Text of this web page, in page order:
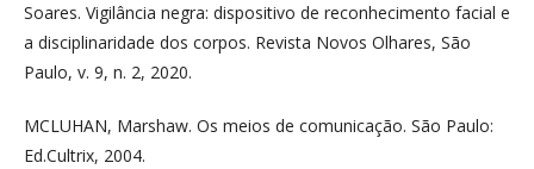
Soares. Vigilância negra: dispositivo de reconhecimento facial e
a disciplinaridade dos corpos. Revista Novos Olhares, São
Paulo, v. 9, n. 2, 2020.
MCLUHAN, Marshaw. Os meios de comunicação. São Paulo:
Ed.Cultrix, 2004.